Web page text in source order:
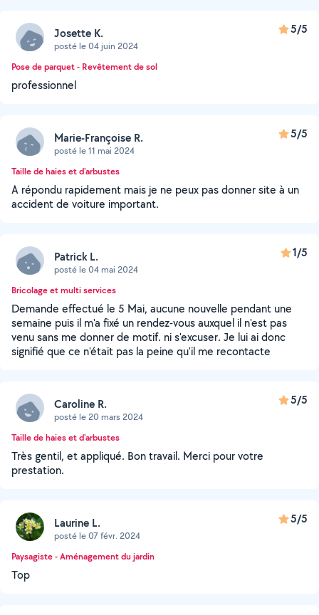
Josette K.
posté le 04 juin 2024
5/5
Pose de parquet - Revêtement de sol
professionnel
Marie-Françoise R.
posté le 11 mai 2024
5/5
Taille de haies et d'arbustes
A répondu rapidement mais je ne peux pas donner site à un
accident de voiture important.
Patrick L.
posté le 04 mai 2024
1/5
Bricolage et multi services
Demande effectué le 5 Mai, aucune nouvelle pendant une
semaine puis il m'a fixé un rendez-vous auxquel il n'est pas
venu sans me donner de motif. ni s'excuser. Je lui ai donc
signifié que ce n'était pas la peine qu'il me recontacte
Caroline R.
posté le 20 mars 2024
5/5
Taille de haies et d'arbustes
Très gentil, et appliqué. Bon travail. Merci pour votre
prestation.
Laurine L.
posté le 07 févr. 2024
5/5
Paysagiste - Aménagement du jardin
Top